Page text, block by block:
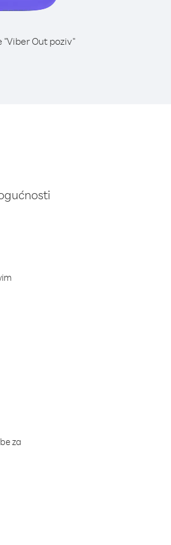
Out poziv"
za